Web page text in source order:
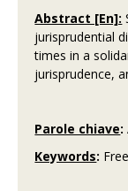
Abstract [En]:
jurisprudential
times in a
jurisprudence,
Parole chiave:
Keywords: